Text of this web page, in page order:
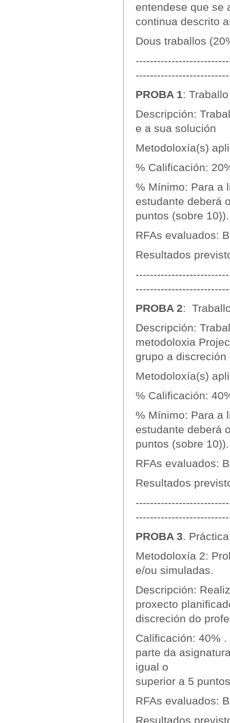
entendese que se
continua descrito
Dous traballos
PROBA 1: Traballo
Descripción:
e a sua solución
Metodoloxía(s)
% Calificación:
% Mínimo: Para a
estudante deberá
puntos (sobre 10)).
RFAs evaluados:
Resultados
PROBA 2:
Descripción:
metodoloxia
grupo a discreción
Metodoloxía(s)
% Calificación:
% Mínimo: Para a
estudante deberá
puntos (sobre 10)).
RFAs evaluados:
Resultados
PROBA 3.
Metodoloxía 2:
e/ou simuladas.
Descripción:
proxecto
discreción do
Calificación: 40%
parte da
igual o
superior a 5
RFAs evaluados:
Resultados